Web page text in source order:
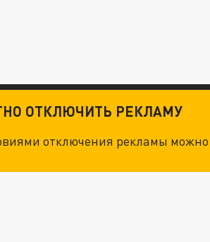
ОТКЛЮЧИТЬ РЕКЛАМУ
отключения рекламы